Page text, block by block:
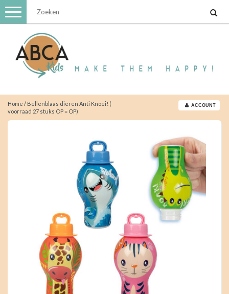
Toggle
navigation
Home / Bellenblaas dieren Anti Knoei! (
voorraad 27 stuks OP = OP)
ACCOUNT